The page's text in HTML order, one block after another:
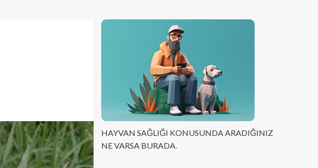
HAYVAN SAĞLIĞI KONUSUNDA ARADIĞINIZ
NE VARSA BURADA.